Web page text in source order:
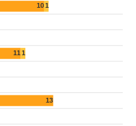
10
11
13
1
1